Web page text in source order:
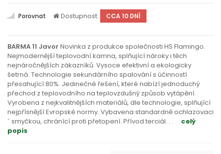
Porovnat Dostupnost: CCA 10 DNÍ
BARMA 11 Javor Novinka z produkce společnosti HS Flamingo.
Nejmodernější teplovodní kamna, splňující nároky i těch
nejnáročnějších zákazníků. Vysoce efektivní a ekologicky
šetrná. Technologie sekundárního spalování s účinností
přesahující 80%. Jedinečné řešení, které nabízí jednoduchý
přechod z teplovodního na teplovzdušný způsob vytápění.
Vyrobena z nejkvalitnějších materiálů, dle technologie, splňující
nejpřísnější Evropské normy. Vybavena standardně ochlazovaci
´ smyčkou, chránící proti přetopení. Přívod terciál. . .
celý
popis